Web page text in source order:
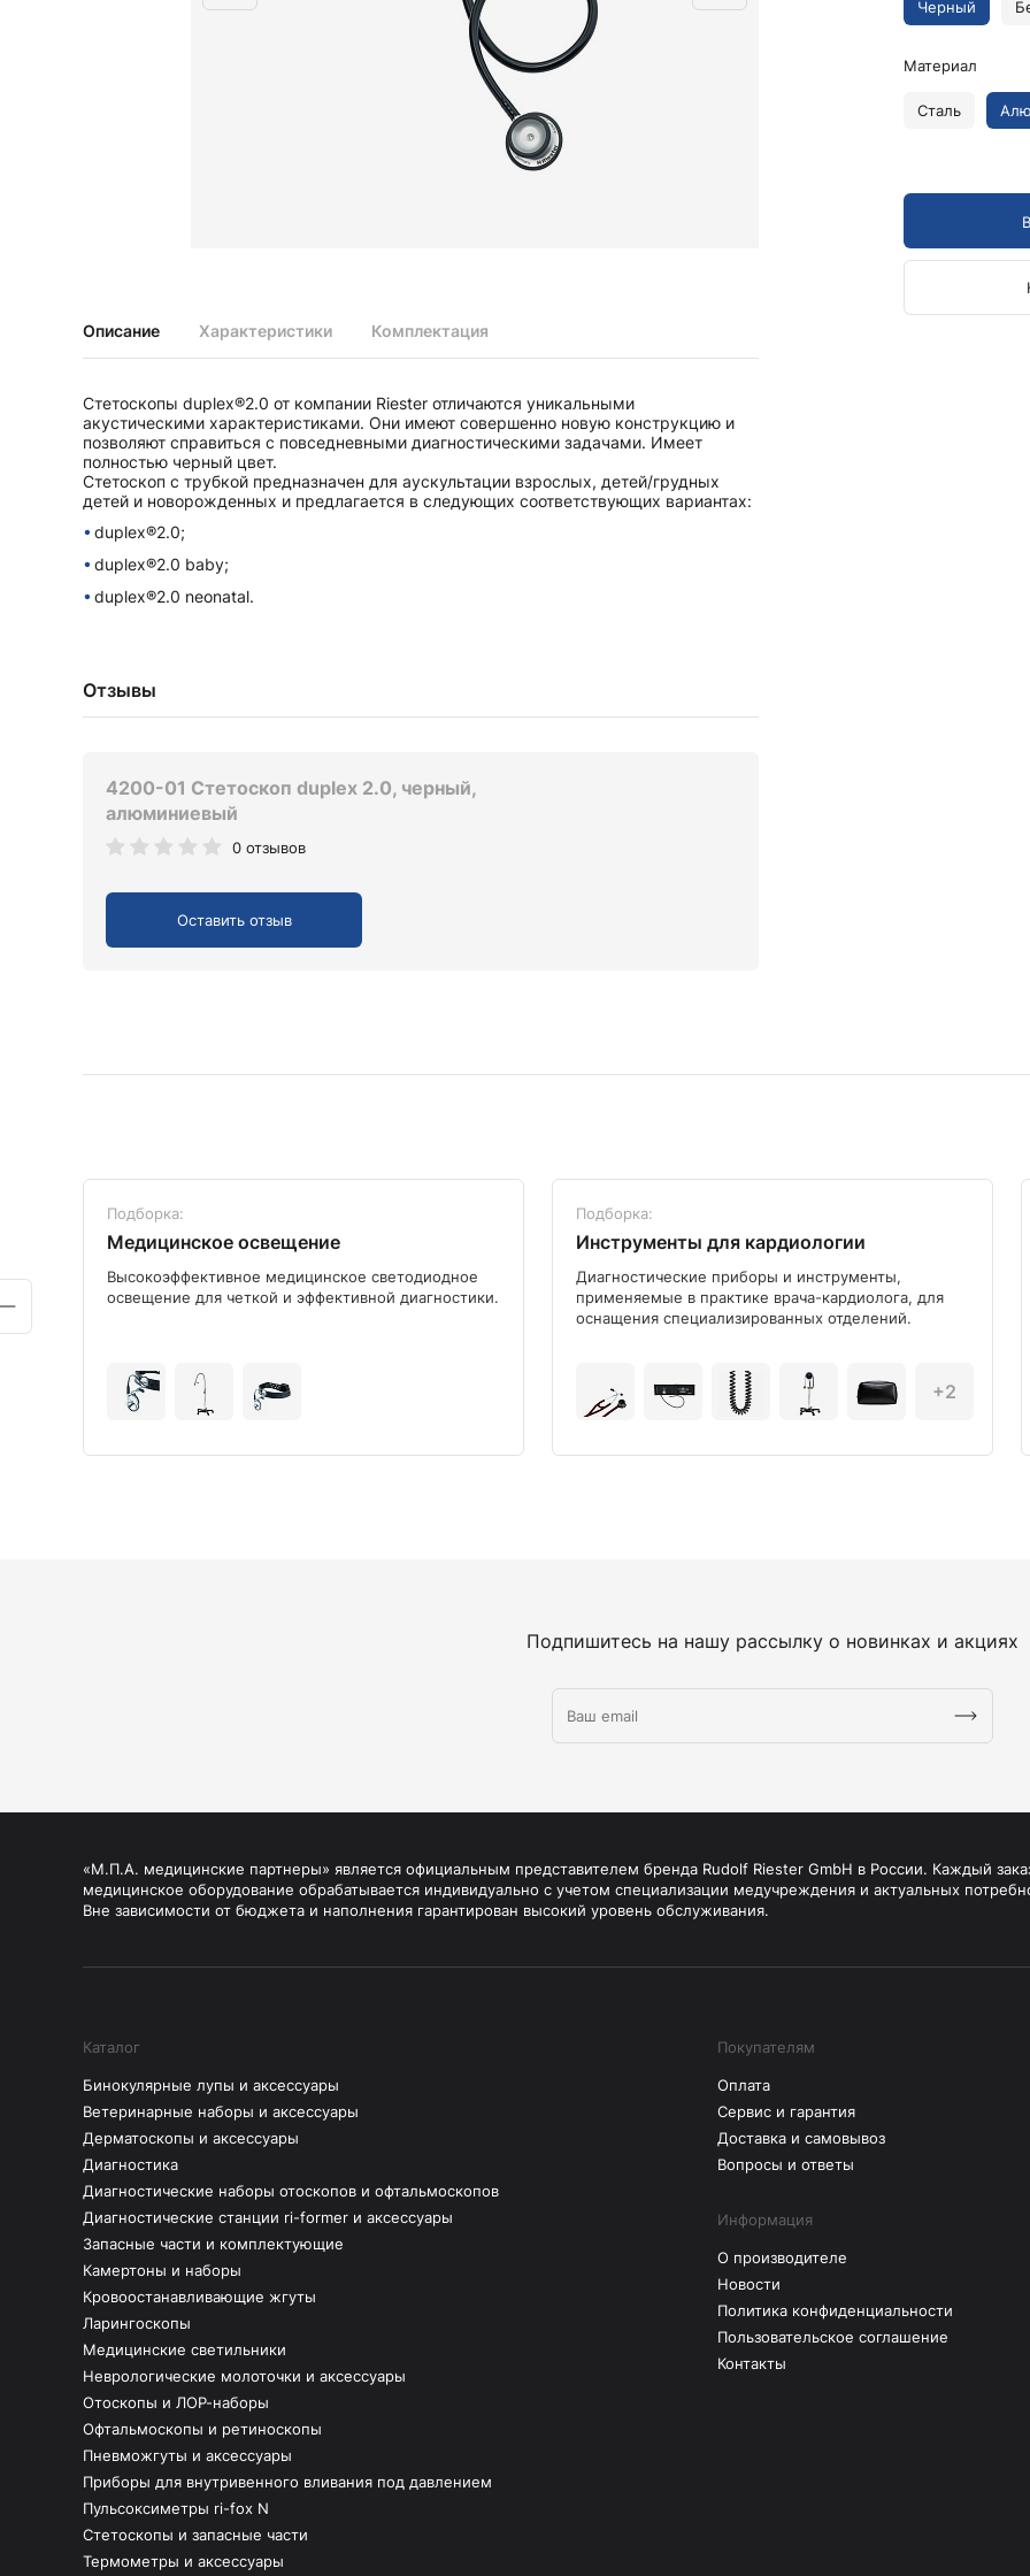
Ретиноскопы и наборы ri-vision
Запасные части для стетоскопов
Стетоскопы
Камертоны и наборы
Камертоны
Наборы камертонов
Пульсоксиметры ri-fox N
Термометры и аксессуары
Описание Характеристики Комплектация
Стетоскопы duplex®2.0 от компании Riester отличаются уникальными
акустическими характеристиками. Они имеют совершенно новую конструкцию и
позволяют справиться с повседневными диагностическими задачами. Имеет
полностью черный цвет.
Стетоскоп с трубкой предназначен для аускультации взрослых, детей/грудных
детей и новорожденных и предлагается в следующих соответствующих вариантах:
duplex®2.0;
duplex®2.0 baby;
duplex®2.0 neonatal.
Отзывы
4200-01 Стетоскоп duplex 2.0, черный,
алюминиевый
0 отзывов
Оставить отзыв
Черный
Материал
Сталь
Подборка:
Медицинское освещение
Высокоэффективное медицинское светодиодное
освещение для четкой и эффективной диагностики.
Подборка:
Инструменты для кардиологии
Диагностические приборы и инструменты,
применяемые в практике врача-кардиолога, для
оснащения специализированных отделений.
+2
Подпишитесь на нашу рассылку о новинках и акциях
«М.П.А. медицинские партнеры» является официальным представителем бренда Rudolf Riester GmbH в России. Каждый
медицинское оборудование обрабатывается индивидуально с учетом специализации медучреждения и актуальных
Вне зависимости от бюджета и наполнения гарантирован высокий уровень обслуживания.
Каталог
Бинокулярные лупы и аксессуары
Ветеринарные наборы и аксессуары
Дерматоскопы и аксессуары
Диагностика
Диагностические наборы отоскопов и офтальмоскопов
Диагностические станции ri-former и аксессуары
Запасные части и комплектующие
Камертоны и наборы
Кровоостанавливающие жгуты
Ларингоскопы
Медицинские светильники
Неврологические молоточки и аксессуары
Отоскопы и ЛОР-наборы
Офтальмоскопы и ретиноскопы
Пневможгуты и аксессуары
Приборы для внутривенного вливания под давлением
Пульсоксиметры ri-fox N
Стетоскопы и запасные части
Термометры и аксессуары
Покупателям
Оплата
Сервис и гарантия
Доставка и самовывоз
Вопросы и ответы
Информация
О производителе
Новости
Политика конфиденциальности
Пользовательское соглашение
Контакты